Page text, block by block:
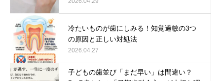
冷たいものが歯にしみる！知覚過敏の3つ
の原因と正しい対処法
2026.04.27
子どもの歯並び「まだ早い」は間違い？